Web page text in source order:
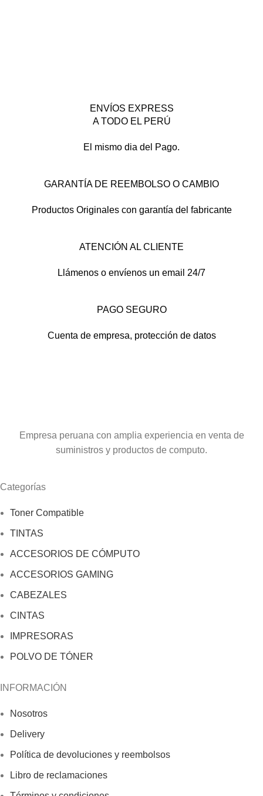
ENVÍOS EXPRESS
A TODO EL PERÚ
El mismo dia del Pago.
GARANTÍA DE REEMBOLSO O CAMBIO
Productos Originales con garantía del fabricante
ATENCIÓN AL CLIENTE
Llámenos o envíenos un email 24/7
PAGO SEGURO
Cuenta de empresa, protección de datos
Empresa peruana con amplia experiencia en venta de
suministros y productos de computo.
Categorías
Toner Compatible
TINTAS
ACCESORIOS DE CÓMPUTO
ACCESORIOS GAMING
CABEZALES
CINTAS
IMPRESORAS
POLVO DE TÓNER
INFORMACIÓN
Nosotros
Delivery
Política de devoluciones y reembolsos
Libro de reclamaciones